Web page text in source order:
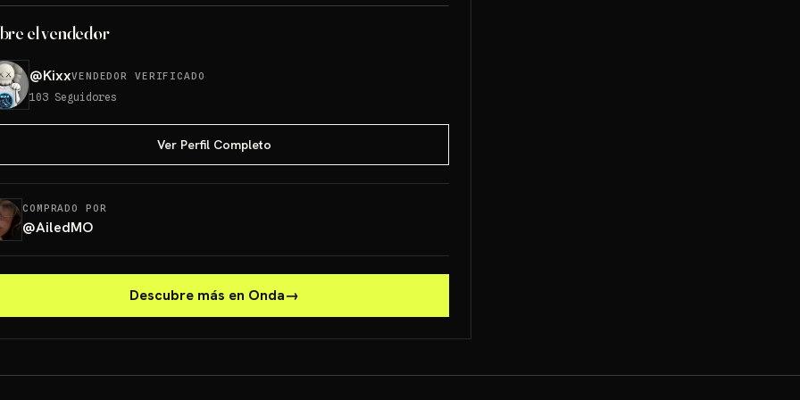
el vendedor
@KixxVENDEDOR VERIFICADO
103 Seguidores
Ver Perfil Completo
COMPRADO POR
@AiledMO
Descubre más en Onda→